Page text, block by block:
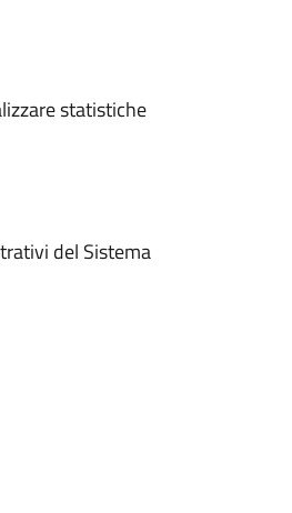
statistiche
del Sistema